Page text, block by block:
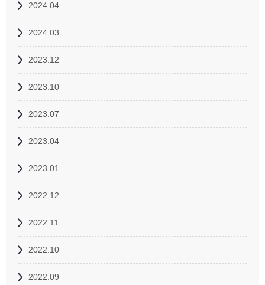
2024.04
2024.03
2023.12
2023.10
2023.07
2023.04
2023.01
2022.12
2022.11
2022.10
2022.09